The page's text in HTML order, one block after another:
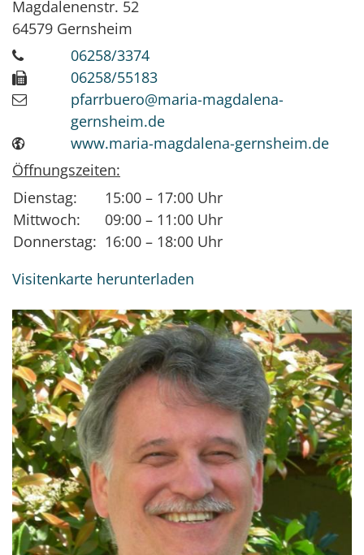
Magdalenenstr. 52
64579 Gernsheim
06258/3374
06258/55183
pfarrbuero@maria-magdalena-
gernsheim.de
www.maria-magdalena-gernsheim.de
Öffnungszeiten:
Dienstag:
Mittwoch:
Donnerstag:
15:00 – 17:00 Uhr
09:00 – 11:00 Uhr
16:00 – 18:00 Uhr
Visitenkarte herunterladen